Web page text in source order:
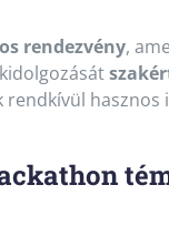
rendezvény,
rendkívül hasznos